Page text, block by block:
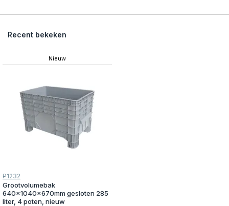
Recent bekeken
Nieuw
P1232
Grootvolumebak
640x1040x670mm gesloten 285
liter, 4 poten, nieuw